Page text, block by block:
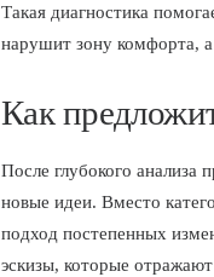
Такая диагностика
нарушит зону комфорта,
Как
После глубокого анализа
новые идеи. Вместо
подход постепенных
эскизы, которые